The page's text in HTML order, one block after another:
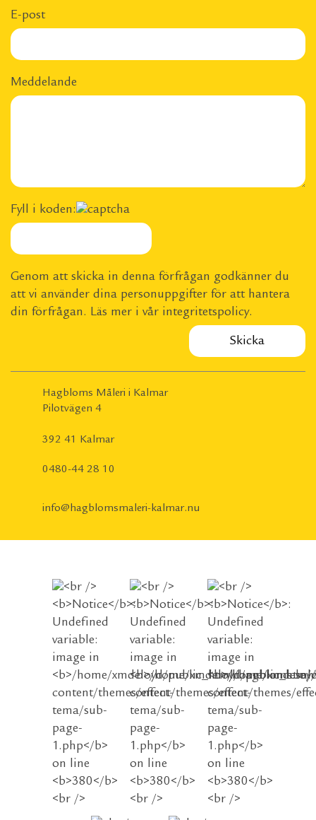
E-post
Meddelande
Fyll i koden:
Genom att skicka in denna förfrågan godkänner du
att vi använder dina personuppgifter för att hantera
din förfrågan. Läs mer i vår integritetspolicy.
Hagbloms Måleri i Kalmar
Pilotvägen 4
392 41 Kalmar
0480-44 28 10
info@hagblomsmaleri-kalmar.nu